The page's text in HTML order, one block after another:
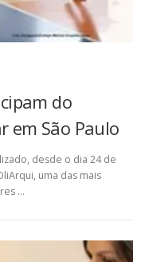
do
em São Paulo
desde o dia 24 de
uma das mais
…